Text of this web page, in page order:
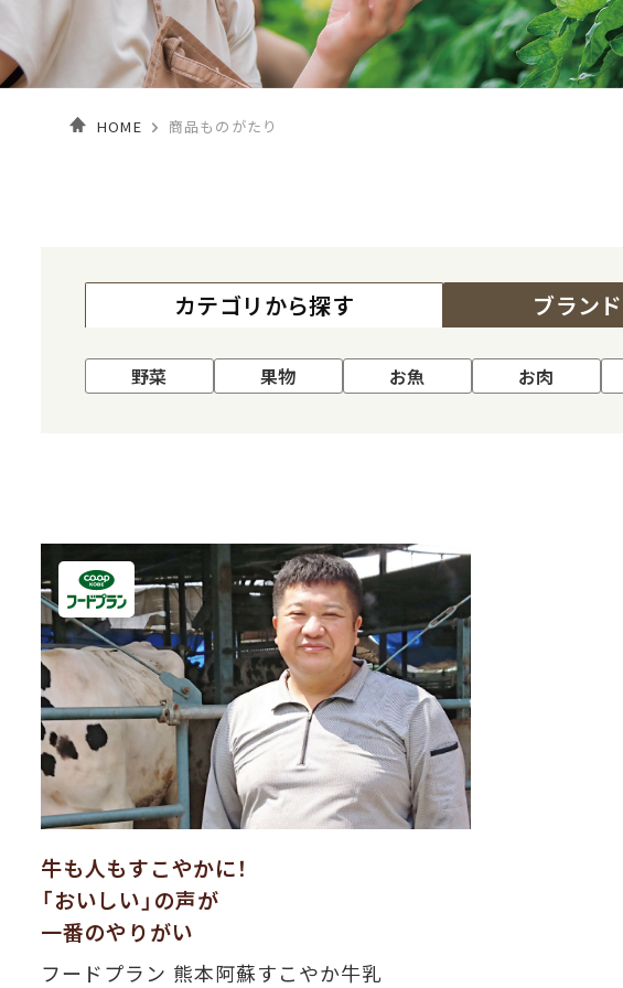
HOME 商品ものがたり
カテゴリ から探す ブランド
野菜 果物 お魚 お肉
牛も人もすこやかに！
「おいしい」の声が
一番のやりがい
フードプラン 熊本阿蘇すこやか牛乳